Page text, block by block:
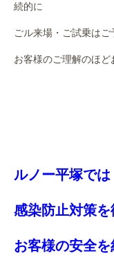
続的に
ごル来場・ご試乗はご
お客様のご理解のほど
ルノー平塚では
感染防止対策を
お客様の安全を